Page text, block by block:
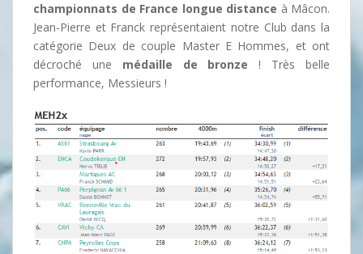
championnats de France longue distance à Mâcon.
Jean-Pierre et Franck représentaient notre Club dans la
catégorie Deux de couple Master E Hommes, et ont
décroché une médaille de bronze ! Très belle
performance, Messieurs !